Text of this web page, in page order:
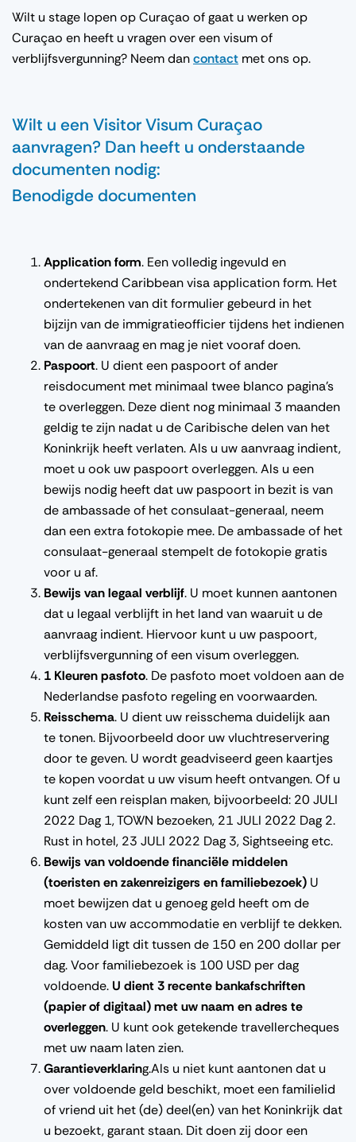
Wilt u stage lopen op Curaçao of gaat u werken op
Curaçao en heeft u vragen over een visum of
verblijfsvergunning? Neem dancontact met ons op.
Wilt u een Visitor Visum Curaçao
aanvragen? Dan heeft u onderstaande
documenten nodig:
Benodigde documenten
Application form. Een volledig ingevuld en
ondertekend Caribbean visa application form. Het
ondertekenen van dit formulier gebeurd in het
bijzijn van de immigratieofficier tijdens het indienen
van de aanvraag en mag je niet vooraf doen.
Paspoort. U dient een paspoort of ander
reisdocument met minimaal twee blanco pagina’s
te overleggen. Deze dient nog minimaal 3 maanden
geldig te zijn nadat u de Caribische delen van het
Koninkrijk heeft verlaten. Als u uw aanvraag indient,
moet u ook uw paspoort overleggen. Als u een
bewijs nodig heeft dat uw paspoort in bezit is van
de ambassade of het consulaat-generaal, neem
dan een extra fotokopie mee. De ambassade of het
consulaat-generaal stempelt de fotokopie gratis
voor u af.
Bewijs van legaal verblijf. U moet kunnen aantonen
dat u legaal verblijft in het land van waaruit u de
aanvraag indient. Hiervoor kunt u uw paspoort,
verblijfsvergunning of een visum overleggen.
1 Kleuren pasfoto. De pasfoto moet voldoen aan de
Nederlandse pasfoto regeling en voorwaarden.
Reisschema. U dient uw reisschema duidelijk aan
te tonen. Bijvoorbeeld door uw vluchtreservering
door te geven. U wordt geadviseerd geen kaartjes
te kopen voordat u uw visum heeft ontvangen. Of u
kunt zelf een reisplan maken, bijvoorbeeld: 20 JULI
2022 Dag 1, TOWN bezoeken, 21 JULI 2022 Dag 2.
Rust in hotel, 23 JULI 2022 Dag 3, Sightseeing etc.
Bewijs van voldoende financiële middelen
(toeristen en zakenreizigers en familiebezoek) U
moet bewijzen dat u genoeg geld heeft om de
kosten van uw accommodatie en verblijf te dekken.
Gemiddeld ligt dit tussen de 150 en 200 dollar per
dag. Voor familiebezoek is 100 USD per dag
voldoende. U dient 3 recente bankafschriften
(papier of digitaal) met uw naam en adres te
overleggen. U kunt ook getekende travellercheques
met uw naam laten zien.
Garantieverklaring.Als u niet kunt aantonen dat u
over voldoende geld beschikt, moet een familielid
of vriend uit het (de) deel(en) van het Koninkrijk dat
u bezoekt, garant staan. Dit doen zij door een